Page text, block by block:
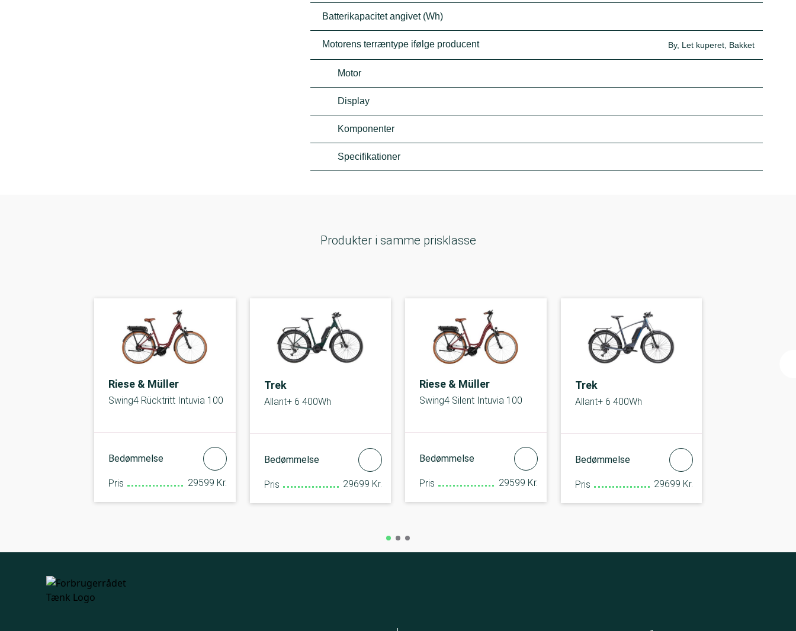
Batterikapacitet angivet (Wh)
Motorens terræntype ifølge producent By, Let kuperet, Bakket
Motor
Display
Komponenter
Specifikationer
Produkter i samme prisklasse
Riese & Müller
Swing4 Rücktritt Intuvia 100
Bedømmelse
Pris 29599 Kr.
Trek
Allant+ 6 400Wh
Bedømmelse
Pris 29699 Kr.
Riese & Müller
Swing4 Silent Intuvia 100
Bedømmelse
Pris 29599 Kr.
Trek
Allant+ 6 400Wh
Bedømmelse
Pris 29699 Kr.